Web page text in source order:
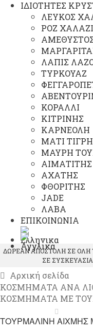
ΙΔΙΟΤΗΤΕΣ
ΛΕΥΚΟΣ
ΡΟΖ
ΛΑΠΙΣ
ΤΥΡΚΟΥΑΖ
ΚΟΡΑΛΛΙ
ΚΙΤΡΙΝΗΣ
ΚΑΡΝΕΟΛΗ
ΜΑΤΙ
ΜΑΥΡΗ
ΑΙΜΑΤΙΤΗΣ
ΑΧΑΤΗΣ
ΦΘΟΡΙΤΗΣ
JADE
ΛΑΒΑ
ΕΠΙΚΟΙΝΩΝΙΑ
ΔΩΡΕΑΝ ΑΠΟΣΤΟΛΗ ΣΕ ΟΛΗ
ΣΕ
Αρχική σελίδα
ΚΟΣΜΗΜΑΤΑ ΑΝΑ
ΚΟΣΜΗΜΑΤΑ ΜΕ
ΤΟΥΡΜΑΛΙΝΗ ΑΙΧΜΗΣ